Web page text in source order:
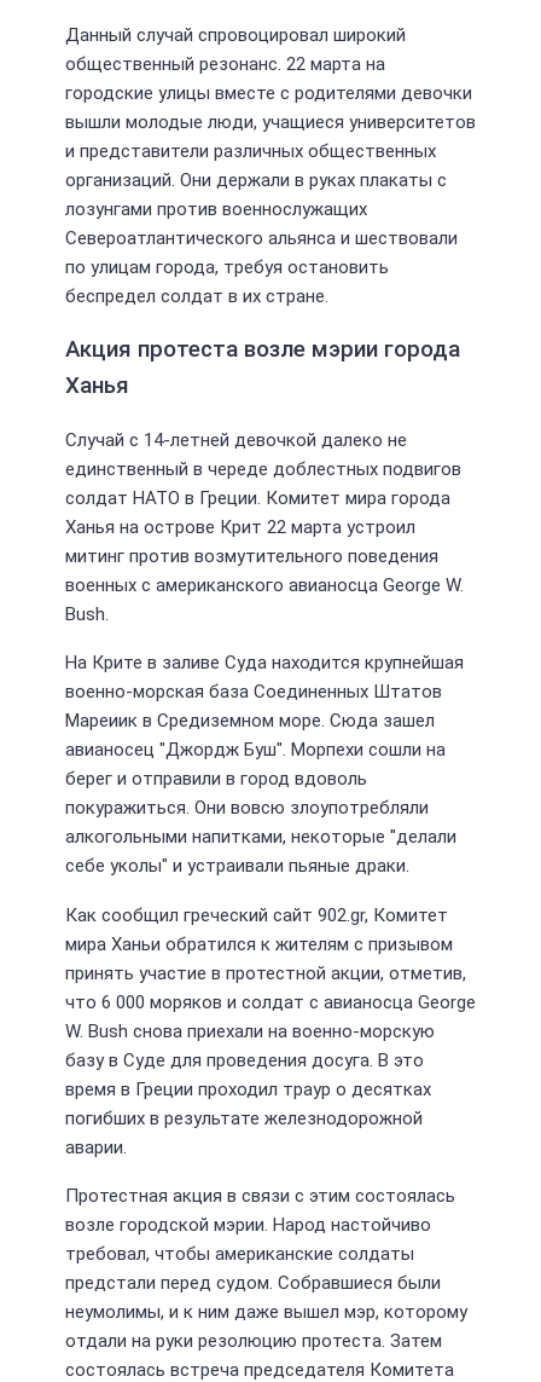
Данный случай спровоцировал широкий
общественный резонанс. 22 марта на
городские улицы вместе с родителями девочки
вышли молодые люди, учащиеся университетов
и представители различных общественных
организаций. Они держали в руках плакаты с
лозунгами против военнослужащих
Североатлантического альянса и шествовали
по улицам города, требуя остановить
беспредел солдат в их стране.
Акция протеста возле мэрии города
Ханья
Случай с 14-летней девочкой далеко не
единственный в череде доблестных подвигов
солдат НАТО в Греции. Комитет мира города
Ханья на острове Крит 22 марта устроил
митинг против возмутительного поведения
военных с американского авианосца George W.
Bush.
На Крите в заливе Суда находится крупнейшая
военно-морская база Соединенных Штатов
Мареиик в Средиземном море. Сюда зашел
авианосец "Джордж Буш". Морпехи сошли на
берег и отправили в город вдоволь
покуражиться. Они вовсю злоупотребляли
алкогольными напитками, некоторые "делали
себе уколы" и устраивали пьяные драки.
Как сообщил греческий сайт 902.gr, Комитет
мира Ханьи обратился к жителям с призывом
принять участие в протестной акции, отметив,
что 6 000 моряков и солдат с авианосца George
W. Bush снова приехали на военно-морскую
базу в Суде для проведения досуга. В это
время в Греции проходил траур о десятках
погибших в результате железнодорожной
аварии.
Протестная акция в связи с этим состоялась
возле городской мэрии. Народ настойчиво
требовал, чтобы американские солдаты
предстали перед судом. Собравшиеся были
неумолимы, и к ним даже вышел мэр, которому
отдали на руки резолюцию протеста. Затем
состоялась встреча председателя Комитета